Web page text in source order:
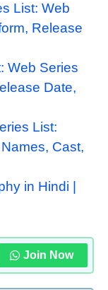
List: Web
Release
Web Series
Date,
List:
Names, Cast,
in Hindi |
Join Now